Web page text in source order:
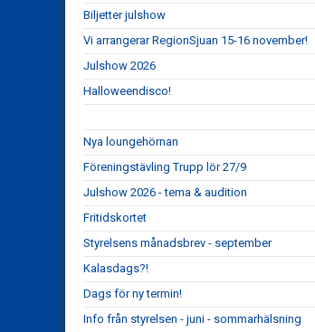
Biljetter julshow
Vi arrangerar RegionSjuan 15-16 november!
Julshow 2026
Halloweendisco!
Nya loungehörnan
Föreningstävling Trupp lör 27/9
Julshow 2026 - tema & audition
Fritidskortet
Styrelsens månadsbrev - september
Kalasdags?!
Dags för ny termin!
Info från styrelsen - juni - sommarhälsning